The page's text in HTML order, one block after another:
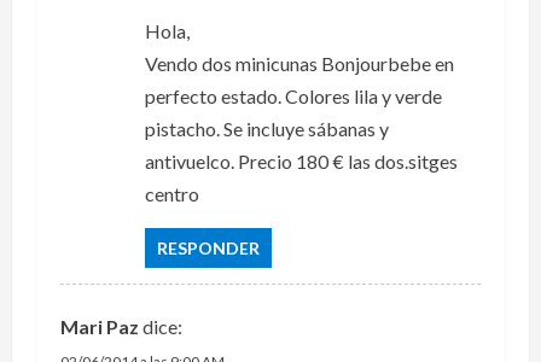
Hola,
Vendo dos minicunas Bonjourbebe en
perfecto estado. Colores lila y verde
pistacho. Se incluye sábanas y
antivuelco. Precio 180 € las dos.sitges
centro
RESPONDER
Mari Paz dice: